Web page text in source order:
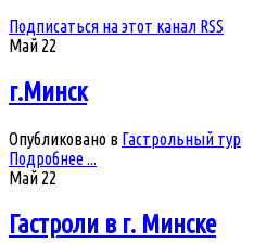
Подписаться на этот канал RSS
Май 22
г.Минск
Опубликовано в Гастрольный тур
Подробнее ...
Май 22
Гастроли в г. Минске